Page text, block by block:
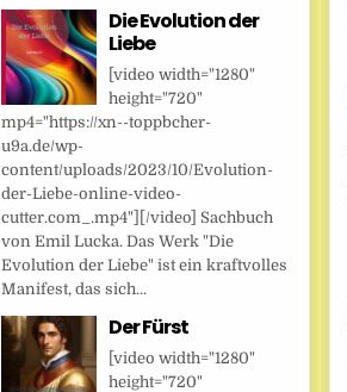
Die Evolution der
Liebe
[video width="1280"
height="720"
mp4="https://xn--toppbcher-
u9a.de/wp-
content/uploads/2023/10/Evolution-
der-Liebe-online-video-
cutter.com_.mp4"][/video] Sachbuch
von Emil Lucka. Das Werk "Die
Evolution der Liebe" ist ein kraftvolles
Manifest, das sich...
Der Fürst
[video width="1280"
height="720"